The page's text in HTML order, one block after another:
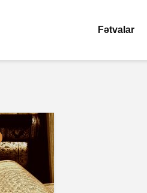
Fətvalar